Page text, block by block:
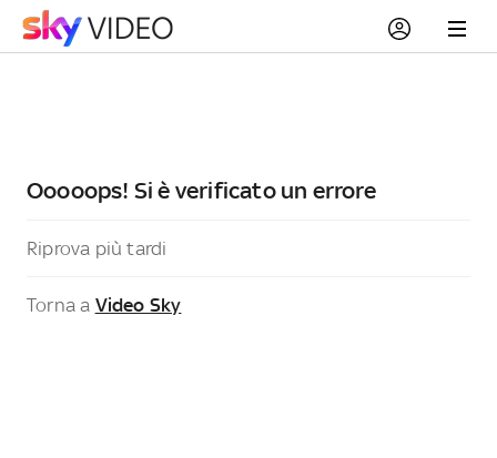
Ooooops! Si è verificato un errore
Riprova più tardi
Torna a Video Sky